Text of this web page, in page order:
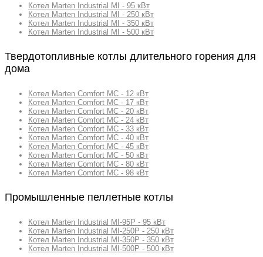
Котел Marten Industrial MI - 95 кВт
Котел Marten Industrial MI - 250 кВт
Котел Marten Industrial MI - 350 кВт
Котел Marten Industrial MI - 500 кВт
Твердотопливные котлы длительного горения для
дома
Котел Marten Comfort MC - 12 кВт
Котел Marten Comfort MC - 17 кВт
Котел Marten Comfort MC - 20 кВт
Котел Marten Comfort MC - 24 кВт
Котел Marten Comfort MC - 33 кВт
Котел Marten Comfort MC - 40 кВт
Котел Marten Comfort MC - 45 кВт
Котел Marten Comfort MC - 50 кВт
Котел Marten Comfort MC - 80 кВт
Котел Marten Comfort MC - 98 кВт
Промышленные пеллетные котлы
Котел Marten Industrial MI-95P - 95 кВт
Котел Marten Industrial MI-250P - 250 кВт
Котел Marten Industrial MI-350P - 350 кВт
Котел Marten Industrial MI-500P - 500 кВт